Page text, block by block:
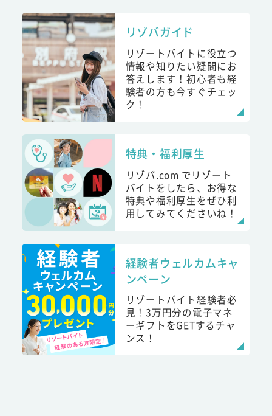
リゾバガイド
リゾートバイトに役立つ
情報や知りたい疑問にお
答えします！初心者も経
験者の方も今すぐチェッ
ク！
特典・福利厚生
リゾバ.com でリゾート
バイトをしたら、お得な
特典や福利厚生をぜひ利
用してみてくださいね！
経験者ウェルカムキャ
ンペーン
リゾートバイト経験者必
見！3万円分の電子マネ
ーギフトをGETするチャ
ンス！